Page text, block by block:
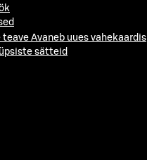
teave Avaneb uues vahekaardis
sätteid